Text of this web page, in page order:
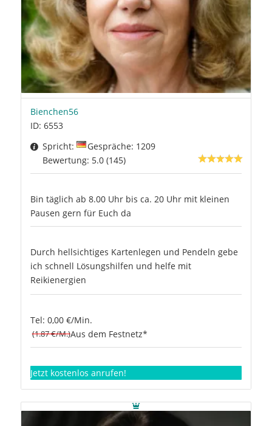
Bienchen56
ID: 6553
Spricht:
Gespräche: 1209
Bewertung: 5.0 (145)
Bin täglich ab 8.00 Uhr bis ca. 20 Uhr mit kleinen
Pausen gern für Euch da
Durch hellsichtiges Kartenlegen und Pendeln gebe
ich schnell Lösungshilfen und helfe mit
Reikienergien
Tel: 0,00 €/Min.
(1.87 €/M.)Aus dem Festnetz*
Jetzt kostenlos anrufen!